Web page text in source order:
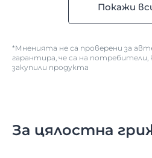
Покажи
*Мненията не са проверени за
гарантира, че са на
закупили продукта
За цялостна